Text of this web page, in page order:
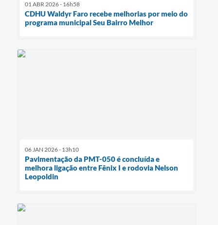
01 ABR 2026 - 16h58
CDHU Waldyr Faro recebe melhorias por meio do
programa municipal Seu Bairro Melhor
06 JAN 2026 - 13h10
Pavimentação da PMT-050 é concluída e
melhora ligação entre Fênix I e rodovia Nelson
Leopoldin